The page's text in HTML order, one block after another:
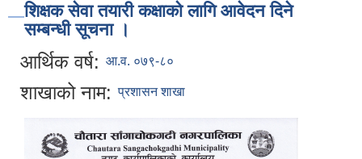
शिक्षक सेवा तयारी कक्षाको लागि आवेदन दिने
सम्बन्धी सूचना ।
आर्थिक वर्ष: आ.व. ०७९-८०
शाखाको नाम: प्रशासन शाखा